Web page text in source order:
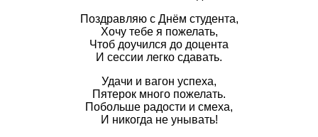
Поздравляю с Днём студента,
Хочу тебе я пожелать,
Чтоб доучился до доцента
И сессии легко сдавать.
Удачи и вагон успеха,
Пятерок много пожелать.
Побольше радости и смеха,
И никогда не унывать!